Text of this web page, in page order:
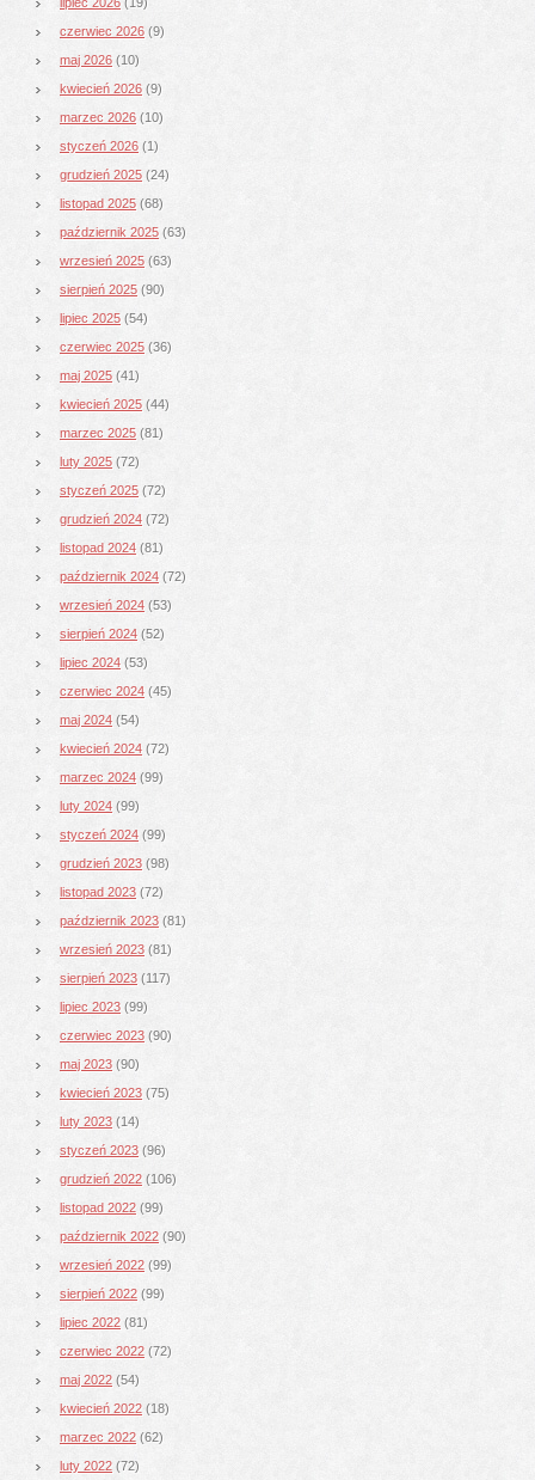
czerwiec 2026 (9)
maj 2026 (10)
kwiecień 2026 (9)
marzec 2026 (10)
styczeń 2026 (1)
grudzień 2025 (24)
listopad 2025 (68)
październik 2025 (63)
wrzesień 2025 (63)
sierpień 2025 (90)
lipiec 2025 (54)
czerwiec 2025 (36)
maj 2025 (41)
kwiecień 2025 (44)
marzec 2025 (81)
luty 2025 (72)
styczeń 2025 (72)
grudzień 2024 (72)
listopad 2024 (81)
październik 2024 (72)
wrzesień 2024 (53)
sierpień 2024 (52)
lipiec 2024 (53)
czerwiec 2024 (45)
maj 2024 (54)
kwiecień 2024 (72)
marzec 2024 (99)
luty 2024 (99)
styczeń 2024 (99)
grudzień 2023 (98)
listopad 2023 (72)
październik 2023 (81)
wrzesień 2023 (81)
sierpień 2023 (117)
lipiec 2023 (99)
czerwiec 2023 (90)
maj 2023 (90)
kwiecień 2023 (75)
luty 2023 (14)
styczeń 2023 (96)
grudzień 2022 (106)
listopad 2022 (99)
październik 2022 (90)
wrzesień 2022 (99)
sierpień 2022 (99)
lipiec 2022 (81)
czerwiec 2022 (72)
maj 2022 (54)
kwiecień 2022 (18)
marzec 2022 (62)
luty 2022 (72)